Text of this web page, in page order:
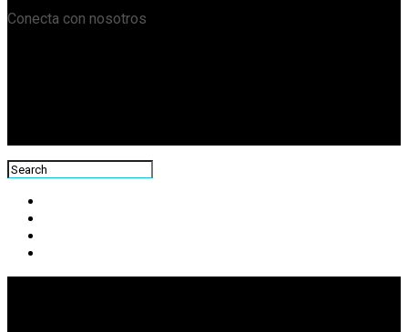
Conecta con nosotros